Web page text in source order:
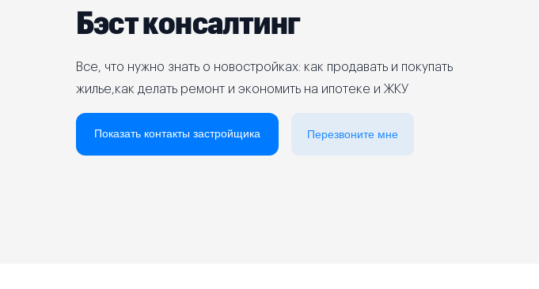
На карте
Реклама на сайте
Бэст консалтинг
Все, что нужно знать о новостройках: как продавать и покупать
жилье,как делать ремонт и экономить на ипотеке и ЖКУ
Показать контакты застройщика Перезвоните мне